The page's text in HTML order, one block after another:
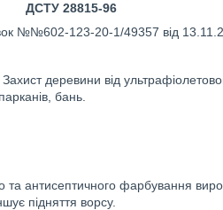
ДСТУ 28815-96
№№602-123-20-1/49357 від
деревини від
бань.
антисептичного фарбування
підняття ворсу.